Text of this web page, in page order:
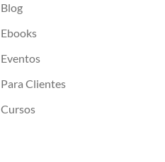
Blog
Ebooks
Eventos
Para Clientes
Cursos